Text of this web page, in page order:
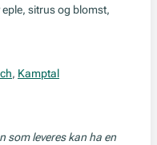
sitrus og blomst,
, Kamptal
som leveres kan ha en